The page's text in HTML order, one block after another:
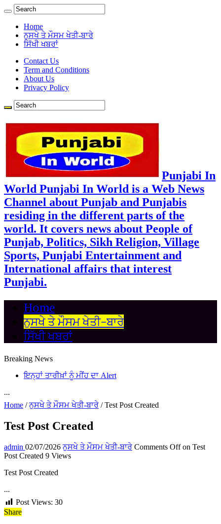
Home
ਨੁਸਖੇ ਤੇ ਮੌਸਮ ਖੇਤੀ-ਬਾਰੇ
ਸਿੱਖੀ ਖਬਰਾਂ
Contact Us
Term and Conditions
About Us
Privacy Policy
Punjabi In
World Punjabi In World is a Web News
Channel about Punjab and Punjabis
residing in the different parts of the
world. It covers news about People of
Punjab, Politics, Sikh Religion, Village
Sports, Punjabi Entertainment and
International affairs that interest
Punjabi.
Home
ਨੁਸਖੇ ਤੇ ਮੌਸਮ ਖੇਤੀ-ਬਾਰੇ
ਸਿੱਖੀ ਖਬਰਾਂ
Breaking News
ਇਨ੍ਹਾਂ ਤਾਰੀਖ਼ਾਂ ਨੂੰ ਮੀਂਹ ਦਾ Alert
...
Home / ਨੁਸਖੇ ਤੇ ਮੌਸਮ ਖੇਤੀ-ਬਾਰੇ / Test Post Created
Test Post Created
admin 02/07/2026 ਨੁਸਖੇ ਤੇ ਮੌਸਮ ਖੇਤੀ-ਬਾਰੇ Comments Offon Test
Post Created 9 Views
Test Post Created
...
Post Views: 30
Share